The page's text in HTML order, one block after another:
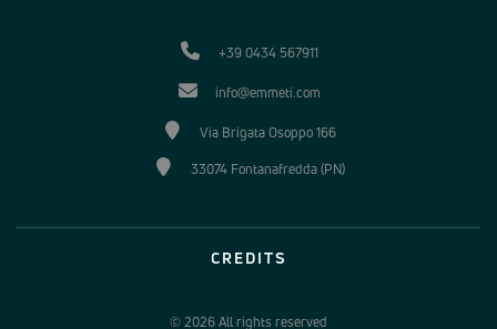
+39 0434 567911
info@emmeti.com
Via Brigata Osoppo 166
33074 Fontanafredda (PN)
CREDITS
© 2026 All rights reserved